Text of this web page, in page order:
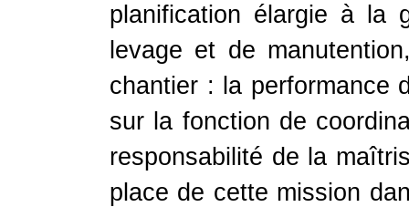
planification élargie à la
levage et de
chantier : la performance
sur la fonction de
responsabilité de la
place de cette mission